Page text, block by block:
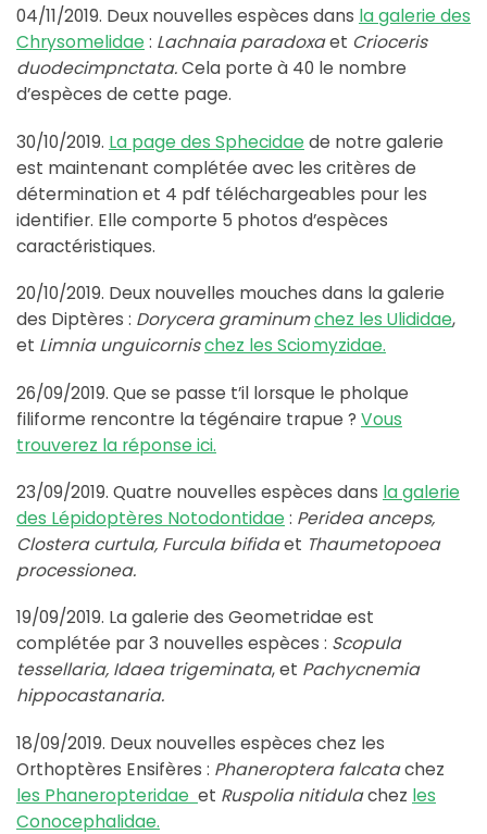
04/11/2019. Deux nouvelles espèces dans la galerie des
Chrysomelidae : Lachnaia paradoxaet Crioceris
duodecimpnctata.Cela porte à 40 le nombre
d’espèces de cette page.
30/10/2019. La page des Sphecidae de notre galerie
est maintenant complétée avec les critères de
détermination et 4 pdf téléchargeables pour les
identifier. Elle comporte 5 photos d’espèces
caractéristiques.
20/10/2019. Deux nouvelles mouches dans la galerie
des Diptères : Dorycera graminumchez les Ulididae,
et Limnia unguicornischez les Sciomyzidae.
26/09/2019. Que se passe t’il lorsque le pholque
filiforme rencontre la tégénaire trapue ? Vous
trouverez la réponse ici.
23/09/2019. Quatre nouvelles espèces dans la galerie
des Lépidoptères Notodontidae : Peridea anceps,
Clostera curtula, Furcula bifidaet Thaumetopoea
processionea.
19/09/2019. La galerie des Geometridae est
complétée par 3 nouvelles espèces : Scopula
tessellaria, Idaea trigeminata, et Pachycnemia
hippocastanaria.
18/09/2019. Deux nouvelles espèces chez les
Orthoptères Ensifères : Phaneroptera falcatachez
les Phaneropteridae et Ruspolia nitidulachez les
Conocephalidae.